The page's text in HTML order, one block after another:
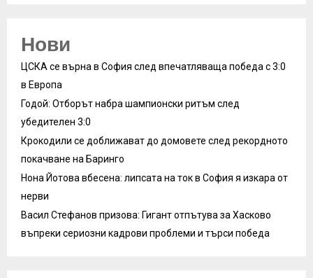
Нови
ЦСКА се върна в София след впечатляваща победа с 3:0
в Европа
Годой: Отборът набра шампионски ритъм след
убедителен 3:0
Крокодили се доближават до домовете след рекордното
покачване на Баринго
Нона Йотова вбесена: липсата на ток в София я изкара от
нерви
Васил Стефанов призова: Гигант отпътува за Хасково
въпреки сериозни кадрови проблеми и търси победа